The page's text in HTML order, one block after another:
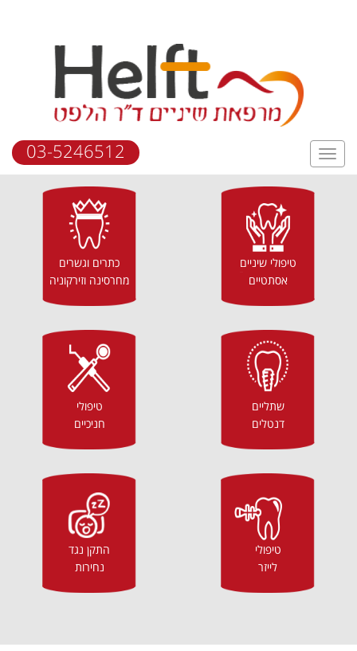
03-5246512
טיפולי שיניים
אסתטיים
כתרים וגשרים
מחרסינה וזירקוניה
שתליים
דנטלים
טיפולי
חניכיים
טיפולי
לייזר
התקן נגד
נחירות